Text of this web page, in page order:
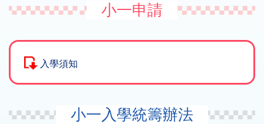
小一申請
入學須知
小一入學統籌辦法